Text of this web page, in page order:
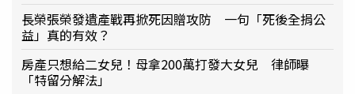
長榮張榮發遺產戰再掀死因贈攻防 一句「死後全捐公
益」真的有效？
房產只想給二女兒！母拿200萬打發大女兒 律師曝
「特留分解法」